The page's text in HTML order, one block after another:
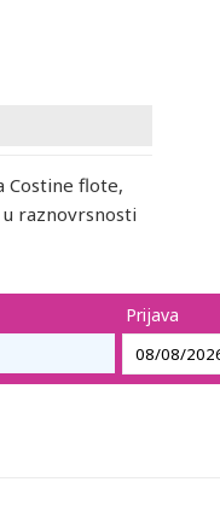
Costine flote,
raznovrsnosti
Prijava